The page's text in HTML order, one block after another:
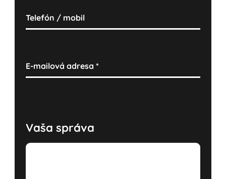
Telefón / mobil
E-mailová adresa*
Vaša správa